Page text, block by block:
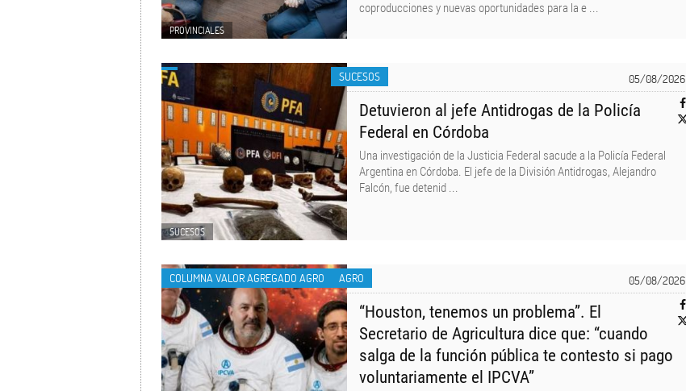
PROVINCIALES
coproducciones y nuevas oportunidades para la e ...
05/08/2026
SUCESOS
SUCESOS
Detuvieron al jefe Antidrogas de la Policía
Federal en Córdoba
Una investigación de la Justicia Federal sacude a la Policía Federal
Argentina en Córdoba. El jefe de la División Antidrogas, Alejandro
Falcón, fue detenid ...
05/08/2026
AGRO
“Houston, tenemos un problema”. El
Secretario de Agricultura dice que: “cuando
salga de la función pública te contesto si pago
voluntariamente el IPCVA”
COLUMNA VALOR AGREGADO AGRO